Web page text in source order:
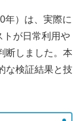
年）は、実際に
トが日常利用や
断しました。本
な検証結果と技